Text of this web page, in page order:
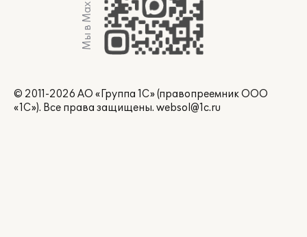
Мы в Max
© 2011-2026 АО «Группа 1С» (правопреемник ООО
«1С»). Все права защищены. websol@1c.ru